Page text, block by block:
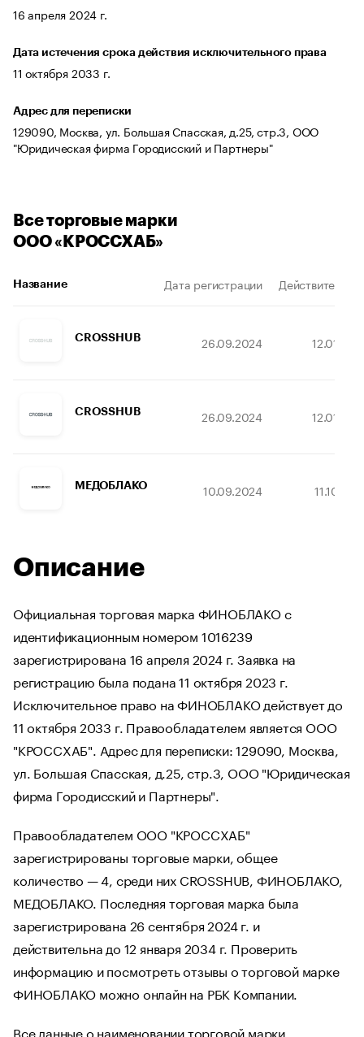
16 апреля 2024 г.
Дата истечения срока действия исключительного права
11 октября 2033 г.
Адрес для переписки
129090, Москва, ул. Большая Спасская, д.25, стр.3, ООО
"Юридическая фирма Городисский и Партнеры"
Все торговые марки
ООО «КРОССХАБ»
Название Дата регистрации Действителен
CROSSHUB 26.09.2024
CROSSHUB 26.09.2024
МЕДОБЛАКО 10.09.2024
Описание
Официальная торговая марка ФИНОБЛАКО с
идентификационным номером 1016239
зарегистрирована 16 апреля 2024 г. Заявка на
регистрацию была подана 11 октября 2023 г.
Исключительное право на ФИНОБЛАКО действует до
11 октября 2033 г. Правообладателем является ООО
"КРОССХАБ". Адрес для переписки: 129090, Москва,
ул. Большая Спасская, д.25, стр.3, ООО "Юридическая
фирма Городисский и Партнеры".
Правообладателем ООО "КРОССХАБ"
зарегистрированы торговые марки, общее
количество — 4, среди них CROSSHUB, ФИНОБЛАКО,
МЕДОБЛАКО. Последняя торговая марка была
зарегистрирована 26 сентября 2024 г. и
действительна до 12 января 2034 г. Проверить
информацию и посмотреть отзывы о торговой марке
ФИНОБЛАКО можно онлайн на РБК Компании.
Все данные о наименовании торговой марки